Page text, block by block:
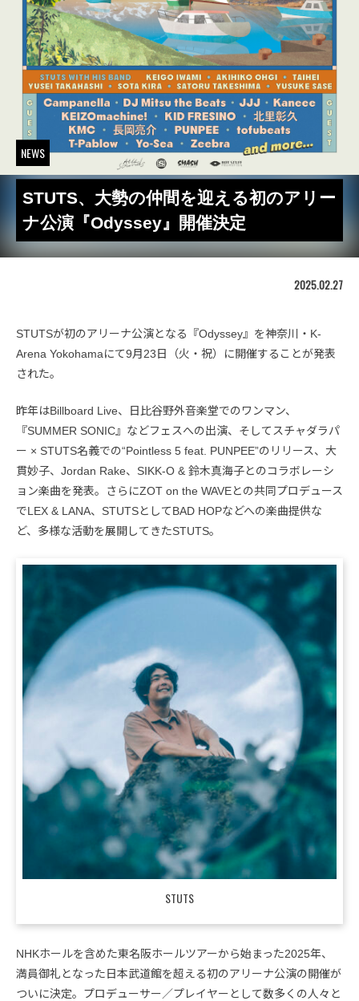
NEWS
STUTS、大勢の仲間を迎える初のアリー
ナ公演『Odyssey』開催決定
2025.02.27
STUTSが初のアリーナ公演となる『Odyssey』を神奈川・K-
Arena Yokohamaにて9月23日（火・祝）に開催することが発表
された。
昨年はBillboard Live、日比谷野外音楽堂でのワンマン、
『SUMMER SONIC』などフェスへの出演、そしてスチャダラパ
ー × STUTS名義での“Pointless 5 feat. PUNPEE”のリリース、大
貫妙子、Jordan Rake、SIKK-O & 鈴木真海子とのコラボレーシ
ョン楽曲を発表。さらにZOT on the WAVEとの共同プロデュース
でLEX & LANA、STUTSとしてBAD HOPなどへの楽曲提供な
ど、多様な活動を展開してきたSTUTS。
STUTS
NHKホールを含めた東名阪ホールツアーから始まった2025年、
満員御礼となった日本武道館を超える初のアリーナ公演の開催が
ついに決定。プロデューサー／プレイヤーとして数多くの人々と